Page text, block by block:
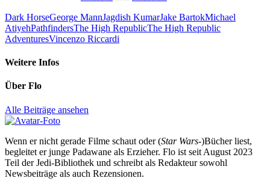
Dark HorseGeorge MannJagdish KumarJake BartokMichael
AtiyehPathfindersThe High RepublicThe High Republic
AdventuresVincenzo Riccardi
Weitere Infos
Über Flo
Alle Beiträge ansehen
Wenn er nicht gerade Filme schaut oder (Star Wars-)Bücher liest,
begleitet er junge Padawane als Erzieher. Flo ist seit August 2023
Teil der Jedi-Bibliothek und schreibt als Redakteur sowohl
Newsbeiträge als auch Rezensionen.